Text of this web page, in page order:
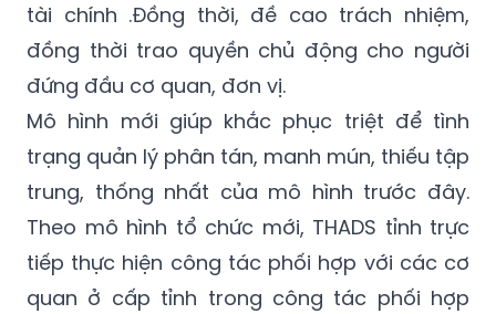
tài chính .Đồng thời, đề cao trách nhiệm,
đồng thời trao quyền chủ động cho người
đứng đầu cơ quan, đơn vị.
Mô hình mới giúp khắc phục triệt để tình
trạng quản lý phân tán, manh mún, thiếu tập
trung, thống nhất của mô hình trước đây.
Theo mô hình tổ chức mới, THADS tỉnh trực
tiếp thực hiện công tác phối hợp với các cơ
quan ở cấp tỉnh trong công tác phối hợp